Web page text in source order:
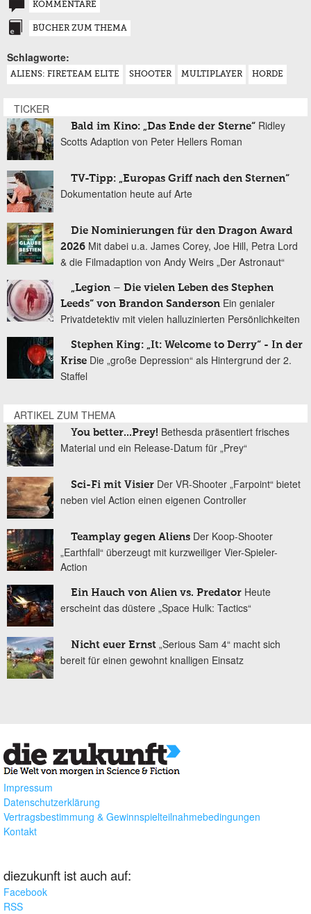
KOMMENTARE
BÜCHER ZUM THEMA
Schlagworte:
ALIENS: FIRETEAM ELITE SHOOTER MULTIPLAYER HORDE
TICKER
Bald im Kino: „Das Ende der Sterne“ Ridley
Scotts Adaption von Peter Hellers Roman
TV-Tipp: „Europas Griff nach den Sternen“
Dokumentation heute auf Arte
Die Nominierungen für den Dragon Award
2026 Mit dabei u.a. James Corey, Joe Hill, Petra Lord
& die Filmadaption von Andy Weirs „Der Astronaut“
„Legion – Die vielen Leben des Stephen
Leeds“ von Brandon Sanderson Ein genialer
Privatdetektiv mit vielen halluzinierten Persönlichkeiten
Stephen King: „It: Welcome to Derry“ - In der
Krise Die „große Depression“ als Hintergrund der 2.
Staffel
ARTIKEL ZUM THEMA
You better...Prey! Bethesda präsentiert frisches
Material und ein Release-Datum für „Prey“
Sci-Fi mit Visier Der VR-Shooter „Farpoint“ bietet
neben viel Action einen eigenen Controller
Teamplay gegen Aliens Der Koop-Shooter
„Earthfall“ überzeugt mit kurzweiliger Vier-Spieler-
Action
Ein Hauch von Alien vs. Predator Heute
erscheint das düstere „Space Hulk: Tactics“
Nicht euer Ernst „Serious Sam 4“ macht sich
bereit für einen gewohnt knalligen Einsatz
Impressum
Datenschutzerklärung
Vertragsbestimmung & Gewinnspielteilnahmebedingungen
Kontakt
diezukunft ist auch auf:
Facebook
RSS